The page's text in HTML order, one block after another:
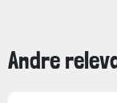
Andre